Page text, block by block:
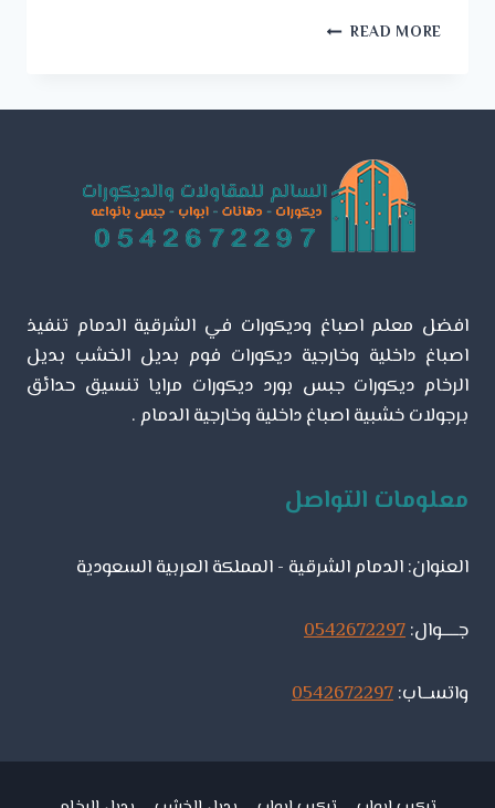
READ MOREديكورات
مرايات
ديكور
القطيف
الشرقية
افضل معلم اصباغ وديكورات في الشرقية الدمام تنفيذ
اصباغ داخلية وخارجية ديكورات فوم بديل الخشب بديل
الرخام ديكورات جبس بورد ديكورات مرايا تنسيق حدائق
برجولات خشبية اصباغ داخلية وخارجية الدمام .
معلومات التواصل
العنوان: الدمام الشرقية - المملكة العربية السعودية
جـــــوال:0542672297
واتســاب:0542672297